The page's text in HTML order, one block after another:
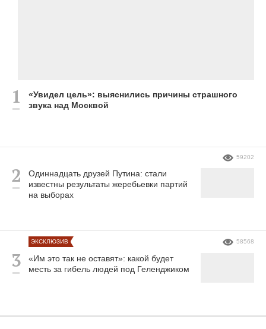
«Увидел цель»: выяснились причины страшного
звука над Москвой
Одиннадцать друзей Путина: стали
известны результаты жеребьевки партий
на выборах
59202
«Им это так не оставят»: какой будет
месть за гибель людей под Геленджиком
ЭКСКЛЮЗИВ 58568